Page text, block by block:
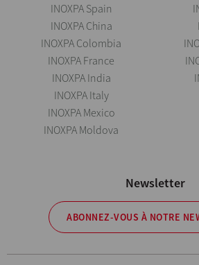
INOXPA Spain
INOXPA China
INOXPA Colombia
INOXPA France
INOXPA India
INOXPA Italy
INOXPA Mexico
INOXPA Moldova
Newsletter
ABONNEZ-VOUS À NOTRE